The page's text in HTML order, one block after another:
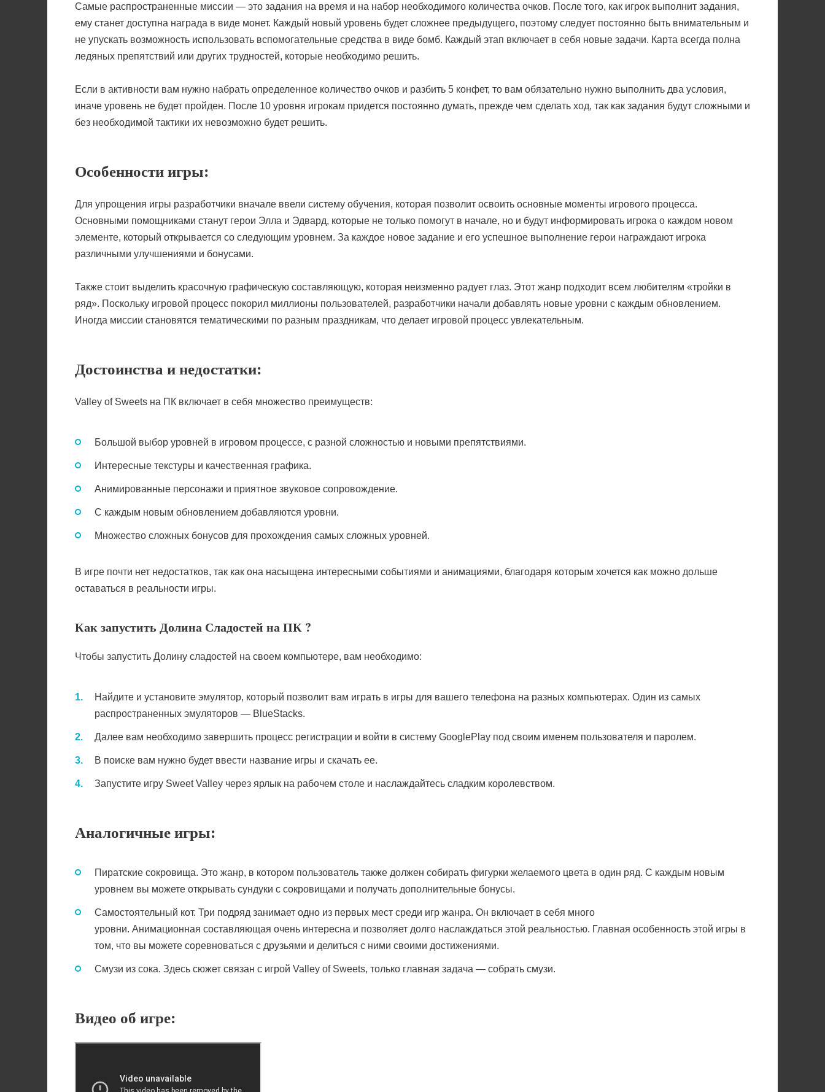
Самые распространенные миссии — это задания на время и на набор необходимого количества очков. После того, как игрок выполнит задания,
ему станет доступна награда в виде монет. Каждый новый уровень будет сложнее предыдущего, поэтому следует постоянно быть внимательным и
не упускать возможность использовать вспомогательные средства в виде бомб. Каждый этап включает в себя новые задачи. Карта всегда полна
ледяных препятствий или других трудностей, которые необходимо решить.
Если в активности вам нужно набрать определенное количество очков и разбить 5 конфет, то вам обязательно нужно выполнить два условия,
иначе уровень не будет пройден. После 10 уровня игрокам придется постоянно думать, прежде чем сделать ход, так как задания будут сложными и
без необходимой тактики их невозможно будет решить.
Особенности игры:
Для упрощения игры разработчики вначале ввели систему обучения, которая позволит освоить основные моменты игрового процесса.
Основными помощниками станут герои Элла и Эдвард, которые не только помогут в начале, но и будут информировать игрока о каждом новом
элементе, который открывается со следующим уровнем. За каждое новое задание и его успешное выполнение герои награждают игрока
различными улучшениями и бонусами.
Также стоит выделить красочную графическую составляющую, которая неизменно радует глаз. Этот жанр подходит всем любителям «тройки в
ряд». Поскольку игровой процесс покорил миллионы пользователей, разработчики начали добавлять новые уровни с каждым обновлением.
Иногда миссии становятся тематическими по разным праздникам, что делает игровой процесс увлекательным.
Достоинства и недостатки:
Valley of Sweets на ПК включает в себя множество преимуществ:
Большой выбор уровней в игровом процессе, с разной сложностью и новыми препятствиями.
Интересные текстуры и качественная графика.
Анимированные персонажи и приятное звуковое сопровождение.
С каждым новым обновлением добавляются уровни.
Множество сложных бонусов для прохождения самых сложных уровней.
В игре почти нет недостатков, так как она насыщена интересными событиями и анимациями, благодаря которым хочется как можно дольше
оставаться в реальности игры.
Как запустить Долина Сладостей на ПК ?
Чтобы запустить Долину сладостей на своем компьютере, вам необходимо:
Найдите и установите эмулятор, который позволит вам играть в игры для вашего телефона на разных компьютерах. Один из самых
распространенных эмуляторов — BlueStacks.
Далее вам необходимо завершить процесс регистрации и войти в систему GooglePlay под своим именем пользователя и паролем.
В поиске вам нужно будет ввести название игры и скачать ее.
Запустите игру Sweet Valley через ярлык на рабочем столе и наслаждайтесь сладким королевством.
Аналогичные игры:
Пиратские сокровища. Это жанр, в котором пользователь также должен собирать фигурки желаемого цвета в один ряд. С каждым новым
уровнем вы можете открывать сундуки с сокровищами и получать дополнительные бонусы.
Самостоятельный кот. Три подряд занимает одно из первых мест среди игр жанра. Он включает в себя много
уровни. Анимационная составляющая очень интересна и позволяет долго наслаждаться этой реальностью. Главная особенность этой игры в
том, что вы можете соревноваться с друзьями и делиться с ними своими достижениями.
Смузи из сока. Здесь сюжет связан с игрой Valley of Sweets, только главная задача — собрать смузи.
Видео об игре: